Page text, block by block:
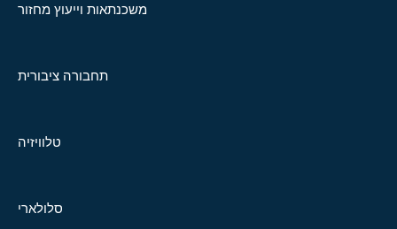
משכנתאות וייעוץ מחזור
תחבורה ציבורית
טלוויזיה
סלולארי